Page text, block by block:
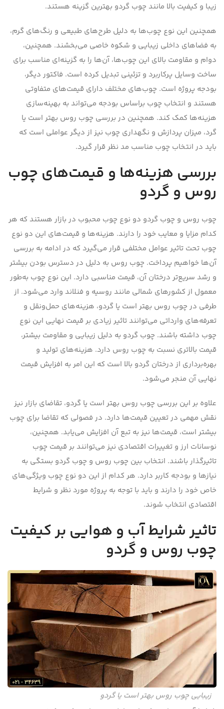
زیبا و کیفیت بالا مانند چوب گردو بهترین گزینه هستند.
همچنین این نوع چوب‌ها به دلیل طرح‌های طبیعی و رنگ‌های گرم،
به فضاهای داخلی زیبایی و شکوه خاصی می‌بخشند. همچنین،
دوام و مقاومت بالای این چوب‌ها، آن‌ها را به گزینه‌ای مناسب برای
ساخت وسایل پرکاربرد و تزئینی تبدیل کرده است. فاکتور دیگر،
بودجه پروژه است. چوب‌های مختلف دارای قیمت‌های متفاوتی
هستند و انتخاب چوب براساس بودجه می‌تواند به بهینه‌سازی
هزینه‌ها کمک کند. همچنین در بررسی چوب روس بهتر است یا
گرد، میزان پردازش و نگهداری چوب نیز از دیگر عواملی است که
باید در انتخاب چوب مناسب مد نظر قرار گیرد.
بررسی هزینه‌ها و قیمت‌های چوب
روس و گردو
چوب روس و چوب گردو دو نوع چوب محبوب در بازار هستند که هر
کدام مزایا و معایب خود را دارند. هزینه‌ها و قیمت‌های این دو نوع
چوب تحت تاثیر عوامل مختلفی قرار می‌گیرد که در ادامه به بررسی
آن‌ها خواهیم پرداخت. چوب روس به دلیل در دسترس بودن بیشتر
و رشد سریع‌تر درختان آن، قیمت مناسبی دارد. این نوع چوب به‌طور
معمول از کشورهای شمالی مانند روسیه و فنلاند وارد می‌شود. از
طرفی در چوب روس بهتر است یا گردو، هزینه‌های حمل‌ونقل و
تعرفه‌های وارداتی می‌توانند تاثیر زیادی بر قیمت نهایی این نوع
چوب داشته باشند. چوب گردو به دلیل زیبایی و مقاومت بیشتر،
قیمت بالاتری نسبت به چوب روس دارد. هزینه‌های تولید و
بهره‌برداری از درختان گردو بالا است که این امر به افزایش قیمت
نهایی آن منجر می‌شود.
علاوه بر این بررسی چوب روس بهتر است یا گردو، تقاضای بازار نیز
نقش مهمی در تعیین قیمت‌ها دارد. در فصولی که تقاضا برای چوب
بیشتر است، قیمت‌ها نیز به تبع آن افزایش می‌یابد. همچنین،
نوسانات ارز و تغییرات اقتصادی نیز می‌توانند بر قیمت چوب
تاثیرگذار باشند. انتخاب بین چوب روس و چوب گردو بستگی به
نیازها و بودجه کاربر دارد. هر کدام از این دو نوع چوب ویژگی‌های
خاص خود را دارند و باید با توجه به پروژه مورد نظر و شرایط
اقتصادی انتخاب شوند.
تاثیر شرایط آب و هوایی بر کیفیت
چوب روس و گردو
زیبایی چوب روس بهتر است یا گردو